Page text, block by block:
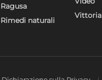
Ragusa
Rimedi naturali
Vittoria